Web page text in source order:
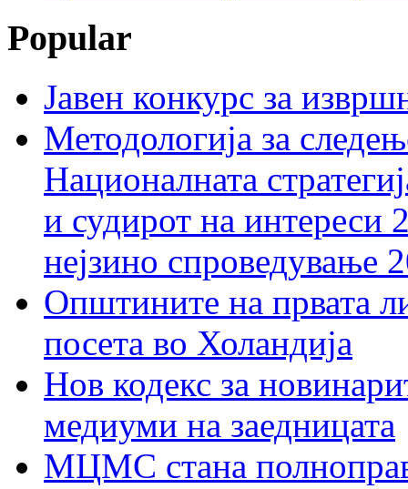
Popular
Јавен конкурс за
Методологија за
Националната
и судирот на интереси
нејзино спроведување
Општините на првата
посета во Холандија
Нов кодекс за
медиуми на заедницата
МЦМС стана